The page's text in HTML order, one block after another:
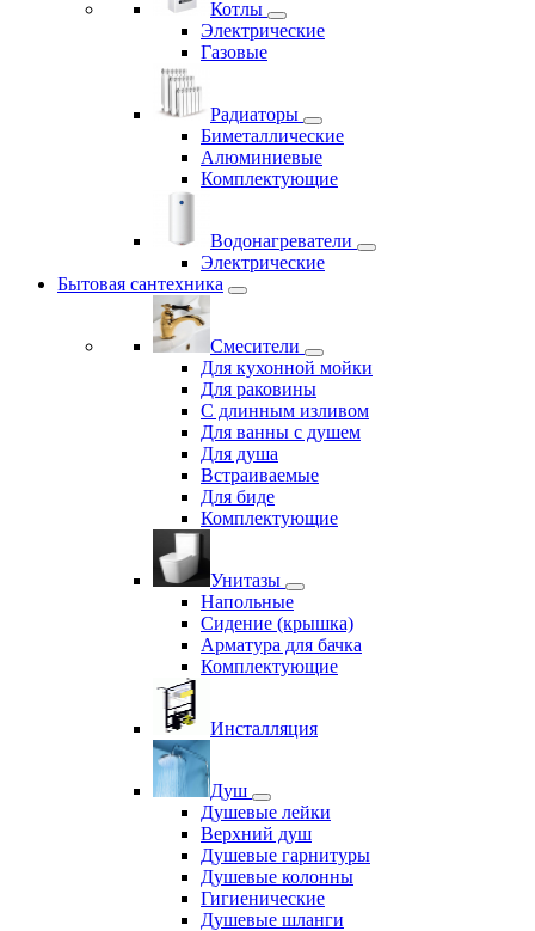
Котлы
Электрические
Газовые
Радиаторы
Биметаллические
Алюминиевые
Комплектующие
Водонагреватели
Электрические
Бытовая сантехника
Смесители
Для кухонной мойки
Для раковины
С длинным изливом
Для ванны с душем
Для душа
Встраиваемые
Для биде
Комплектующие
Унитазы
Напольные
Сидение (крышка)
Арматура для бачка
Комплектующие
Инсталляция
Душ
Душевые лейки
Верхний душ
Душевые гарнитуры
Душевые колонны
Гигиенические
Душевые шланги